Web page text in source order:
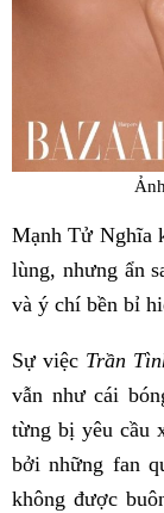
Mạnh Tử Nghĩa
lùng, nhưng ẩn
và ý chí bền bỉ
Sự việc Trần
vẫn như cái
từng bị yêu cầu
bởi những fan
không được